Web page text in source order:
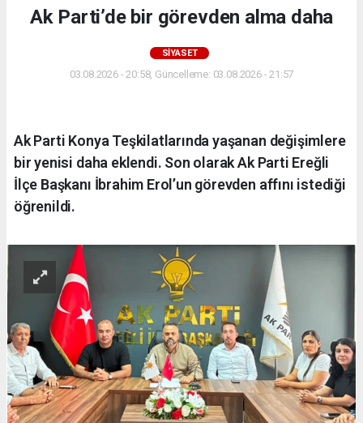
Ak Parti’de bir görevden alma daha
SİYASET
03.08.2026 - 20:58, Güncelleme: 03.08.2026 - 21:57
Ak Parti Konya Teşkilatlarında yaşanan değişimlere
bir yenisi daha eklendi. Son olarak Ak Parti Ereğli
İlçe Başkanı İbrahim Erol’un görevden affını istediği
öğrenildi.